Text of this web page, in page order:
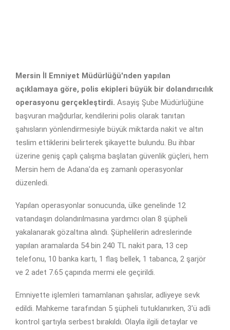
Mersin İl Emniyet Müdürlüğü'nden yapılan
açıklamaya göre, polis ekipleri büyük bir dolandırıcılık
operasyonu gerçekleştirdi. Asayiş Şube Müdürlüğüne
başvuran mağdurlar, kendilerini polis olarak tanıtan
şahısların yönlendirmesiyle büyük miktarda nakit ve altın
teslim ettiklerini belirterek şikayette bulundu. Bu ihbar
üzerine geniş çaplı çalışma başlatan güvenlik güçleri, hem
Mersin hem de Adana'da eş zamanlı operasyonlar
düzenledi.
Yapılan operasyonlar sonucunda, ülke genelinde 12
vatandaşın dolandırılmasına yardımcı olan 8 şüpheli
yakalanarak gözaltına alındı. Şüphelilerin adreslerinde
yapılan aramalarda 54 bin 240 TL nakit para, 13 cep
telefonu, 10 banka kartı, 1 flaş bellek, 1 tabanca, 2 şarjör
ve 2 adet 7.65 çapında mermi ele geçirildi.
Emniyette işlemleri tamamlanan şahıslar, adliyeye sevk
edildi. Mahkeme tarafından 5 şüpheli tutuklanırken, 3'ü adli
kontrol şartıyla serbest bırakıldı. Olayla ilgili detaylar ve